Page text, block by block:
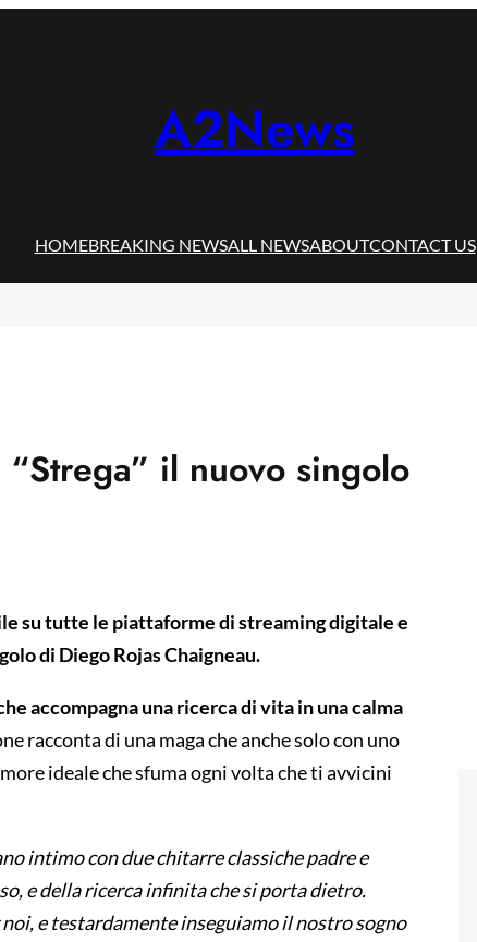
A2News
HOMEBREAKING NEWSALL NEWSABOUTCONTACT US
il nuovo singolo
su tutte le piattaforme di streaming digitale e
di Diego Rojas Chaigneau.
accompagna una ricerca di vita in una calma
racconta di una maga che anche solo con uno
ideale che sfuma ogni volta che ti avvicini
intimo con due chitarre classiche padre e
e della ricerca infinita che si porta dietro.
e testardamente inseguiamo il nostro sogno